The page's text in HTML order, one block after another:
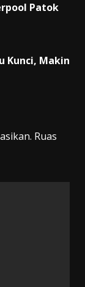
Patok
Kunci, Makin
Ruas